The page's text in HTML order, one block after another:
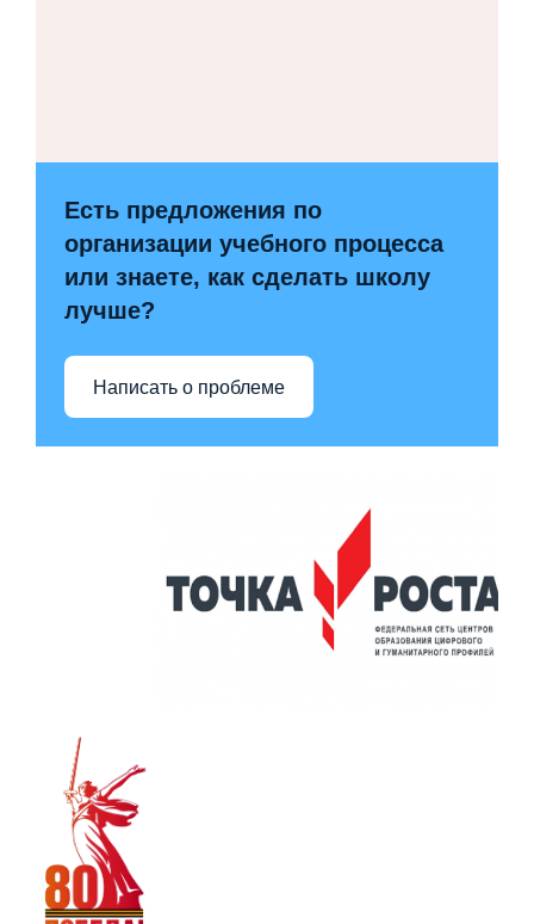
Есть предложения по
организации учебного процесса
или знаете, как сделать школу
лучше?
Написать о проблеме